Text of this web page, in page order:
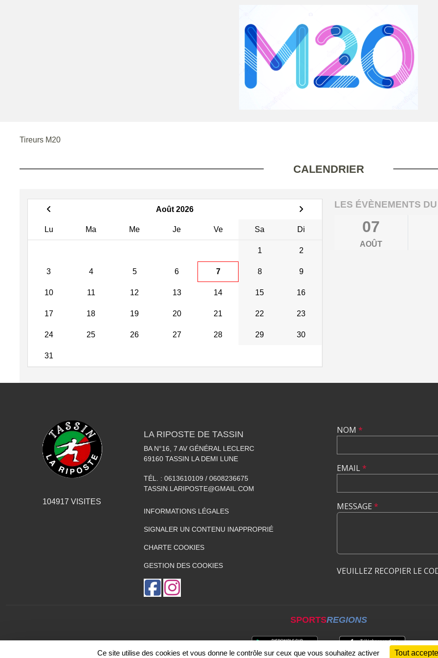
Tireurs M20
CALENDRIER
Août 2026
Lu Ma Me Je Ve Sa Di
1 2
3 4 5 6 7 8 9
10 11 12 13 14 15 16
17 18 19 20 21 22 23
24 25 26 27 28 29 30
31
LES ÉVÈNEMENTS
07
AOÛT
104917 VISITES
LA RIPOSTE DE TASSIN
BA N°16, 7 AV GÉNÉRAL LECLERC
69160 TASSIN LA DEMI LUNE
TÉL. : 0613610109 / 0608236675
TASSIN.LARIPOSTE@GMAIL.COM
INFORMATIONS LÉGALES
SIGNALER UN CONTENU INAPPROPRIÉ
CHARTE COOKIES
GESTION DES COOKIES
NOM *
EMAIL*
MESSAGE *
VEUILLEZ RECOPIER LE
SPORTSREGIONS
Ce site utilise des cookies et vous donne le contrôle sur ceux que vous souhaitez activer Tout